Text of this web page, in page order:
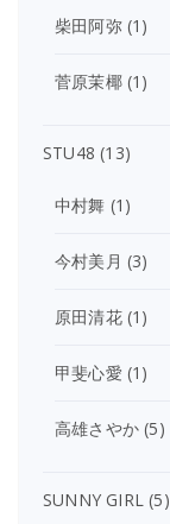
柴田阿弥(1)
菅原茉椰(1)
STU48 (13)
中村舞 (1)
今村美月 (3)
原田清花(1)
甲斐心愛 (1)
高雄さやか (5)
SUNNY GIRL (5)